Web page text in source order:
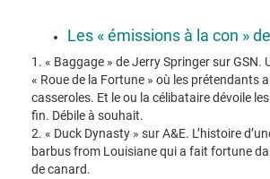
Les « émissions à la con »
1. « Baggage » de Jerry Springer sur GSN.
« Roue de la Fortune » où les prétendants
casseroles. Et le ou la célibataire dévoile
fin. Débile à souhait.
2. « Duck Dynasty » sur A&E. L’histoire
barbus from Louisiane qui a fait fortune
de canard.